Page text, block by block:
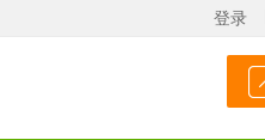
登录